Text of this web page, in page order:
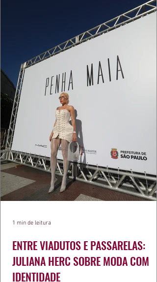
cada reflexo dourado da luz sobre a pe
ENTRE VIADUTOS E PASSARELAS:
JULIANA HERC SOBRE MODA COM
IDENTIDADE
1 min de leitura